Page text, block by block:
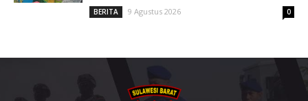
BERITA 9 Agustus 2026 0